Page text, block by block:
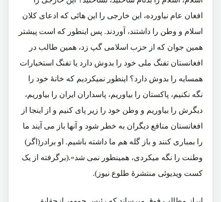
افغان عام نیاورده، این خارجی را این هائی که ادعای کلان
اسلام و وطن را داشتند، آوردند. پس اینطور که است پیشتر
همین جوان که از حزب اسلامی گپ زد، همین طالب در
افغانستان تفنگ ملی خود را بدوش دارد یا تفنگ استخبارات
همسایه را بدوش دارد؟ اینطور نمیکردیم که خانۀ خود را
نگه نکنیم، پاکستان را بیاوریم، پاسداران ایران را بیاوریم،
دیگرش را بیاوریم و وطن خود را زیر پای کنیم و از اینجا از
افغانستان منافع دیگران به خطر شود و آنها باز می آیند ما
را بمباری کنند و باز گله هم ما داشته باشیم. او برادر(اگر)
وطنت را نگه میکردی، همینطور نمی شد».(برگرفته از یک
کست ویدیوئی منتشرۀ طلوع نیوز).